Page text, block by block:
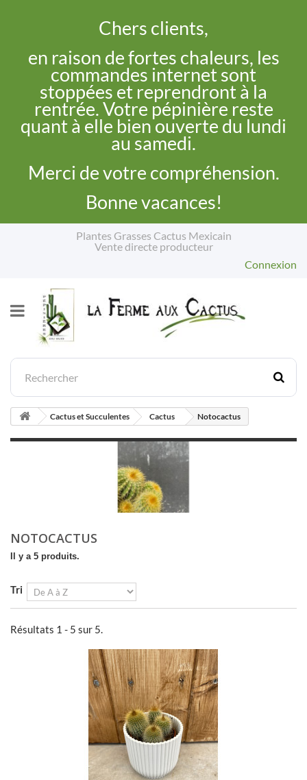
Chers clients,
en raison de fortes chaleurs, les
commandes internet sont
stoppées et reprendront à la
rentrée. Votre pépinière reste
quant à elle bien ouverte du lundi
au samedi.
Merci de votre compréhension.
Bonne vacances!
Plantes Grasses Cactus Mexicain
Vente directe producteur
Connexion
Cactus et Succulentes Cactus Notocactus
NOTOCACTUS
Il y a 5 produits.
Tri
Résultats 1 - 5 sur 5.